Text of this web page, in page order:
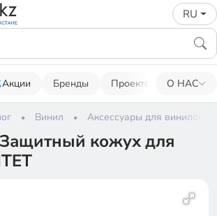
RU
Акции Бренды Проекторы О НАС
Винил Аксессуары для
Защитный кожух для